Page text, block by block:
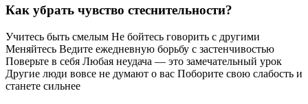
Как убрать чувство стеснительности?
Учитесь быть смелым Не бойтесь говорить с другими
Меняйтесь Ведите ежедневную борьбу с застенчивостью
Поверьте в себя Любая неудача — это замечательный урок
Другие люди вовсе не думают о вас Поборите свою слабость и
станете сильнее